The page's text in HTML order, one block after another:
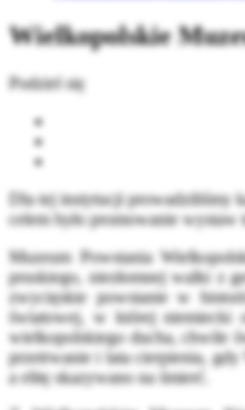
Wielkopolskie
Podziel się
Dla tej instytucji prowadziliśmy
celem było promowanie wystaw
Muzeum Powstania
pruskiego, niezłomnej walki z
zwycięskie powstanie w
światowej, w której niemiecki
wielkopolskiego ducha, chwile
przetrwanie i lata cierpienia,
a elitę skazywano na śmierć.